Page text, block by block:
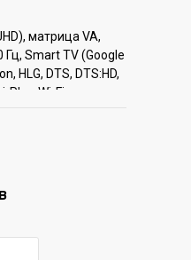
матрица VA,
Smart TV (Google
HLG, DTS, DTS:HD,
Wi-Fi, смарт